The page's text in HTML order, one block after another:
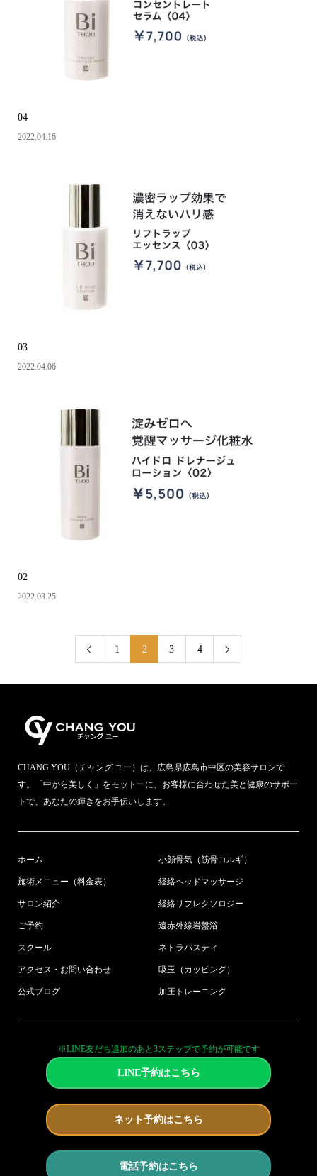
04
2022.04.16
03
2022.04.06
02
2022.03.25
 1 2 3 4 
CHANG YOU（チャング ユー）は、広島県広島市中区の美容サロンで
す。「中から美しく」をモットーに、お客様に合わせた美と健康のサポー
トで、あなたの輝きをお手伝いします。
ホーム
施術メニュー（料金表）
サロン紹介
ご予約
スクール
アクセス・お問い合わせ
公式ブログ
小顔骨気（筋骨コルギ）
経絡ヘッドマッサージ
経絡リフレクソロジー
遠赤外線岩盤浴
ネトラバスティ
吸玉（カッピング）
加圧トレーニング
※LINE友だち追加のあと3ステップで予約が可能です
LINE予約はこちら
ネット予約はこちら
電話予約はこちら